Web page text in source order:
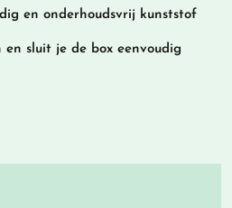
en onderhoudsvrij kunststof
en sluit je de box eenvoudig